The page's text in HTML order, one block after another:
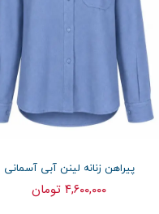
پیراهن زنانه لینن آبی آسمانی
۴,۶۰۰,۰۰۰ تومان